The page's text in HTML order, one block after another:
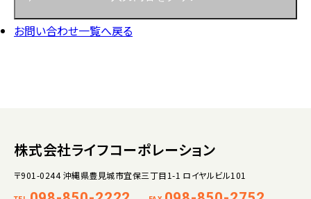
お問い合わせ一覧へ戻る
株式会社ライフコーポレーション
〒901-0244 沖縄県豊見城市宜保三丁目1-1 ロイヤルビル101